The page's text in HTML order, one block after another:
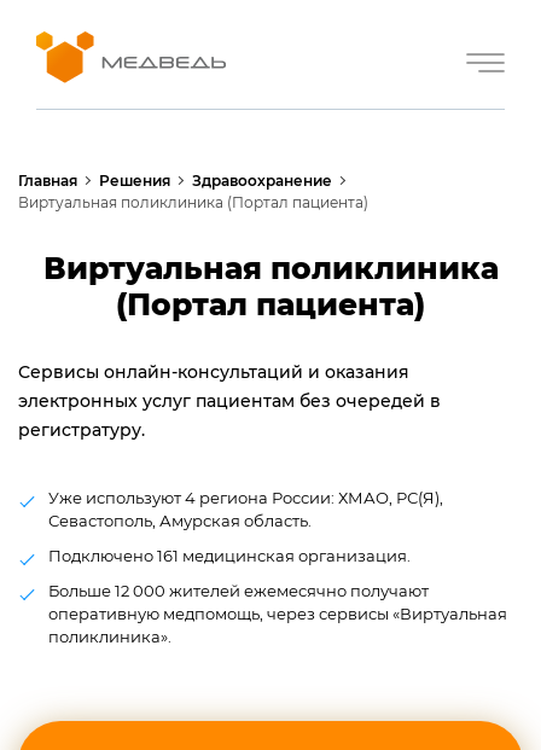
Главная Решения
Здравоохранение
Виртуальная поликлиника (Портал пациента)
Виртуальная поликлиника
(Портал пациента)
Сервисы онлайн-консультаций и оказания
электронных услуг пациентам без очередей в
регистратуру.
Уже используют 4 региона России: ХМАО, РС(Я),
Севастополь, Амурская область.
Подключено 161 медицинская организация.
Больше 12 000 жителей ежемесячно получают
оперативную медпомощь, через сервисы «Виртуальная
поликлиника».